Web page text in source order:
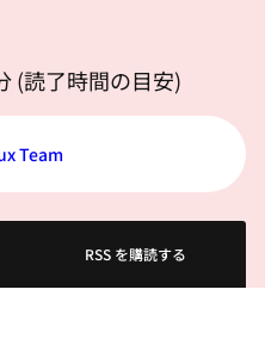
(読了時間の目安)
Team
RSS を購読する